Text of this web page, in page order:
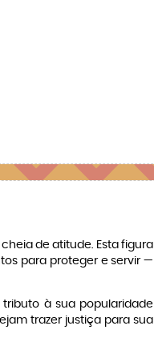
de atitude. Esta figura
para proteger e servir —
à sua popularidade
trazer justiça para sua